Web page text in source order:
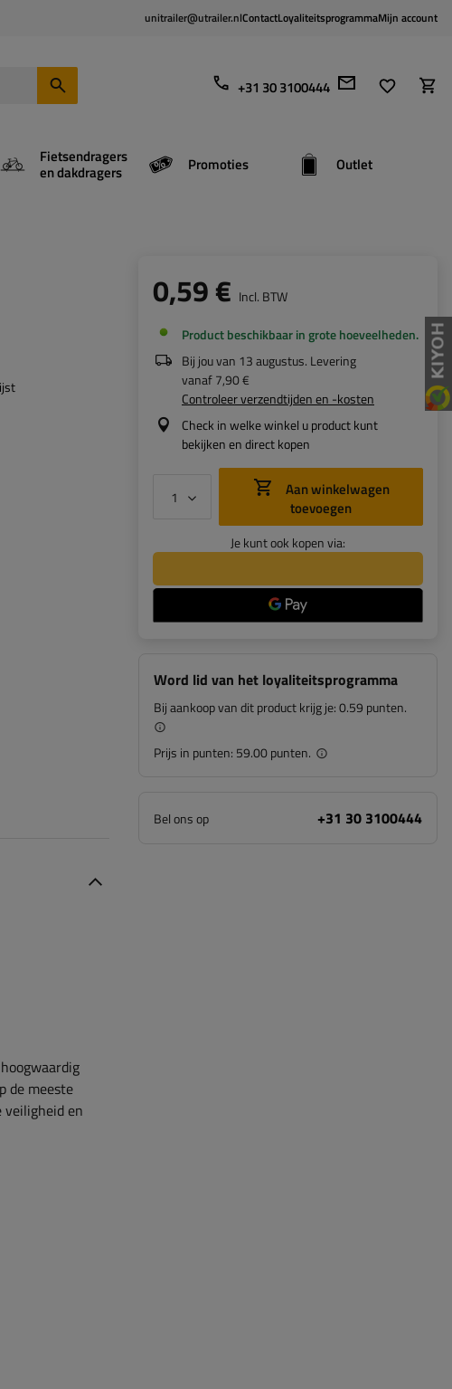
unitrailer@utrailer.nlContactLoyaliteitsprogrammaMijn account
+31 30 3100444
Fietsendragers
en dakdragers Promoties Outlet
0,59 € Incl. BTW
Product beschikbaar in grote hoeveelheden
Bij jou van 13 augustus. Levering
vanaf7,90 €
Controleer verzendtijden en -kosten
Check in welke winkel u product kunt
bekijken en direct kopen
toevoegen
Je kunt ook kopen via:
Word lid van het loyaliteitsprogramma
Bij aankoop van dit product krijg je:0.59 punten.
Prijs in punten: 59.00 punten.
Bel ons op +31 30 3100444
de meeste
veiligheid en